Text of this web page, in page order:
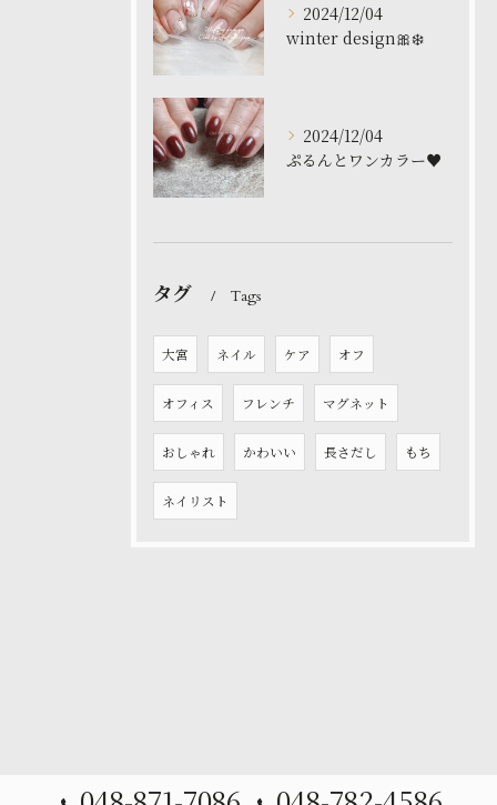
2024/12/04
winter design🎀❄️
2024/12/04
ぷるんとワンカラー♥️
タグ Tags
大宮 ネイル ケア オフ
オフィス フレンチ マグネット
おしゃれ かわいい 長さだし もち
ネイリスト